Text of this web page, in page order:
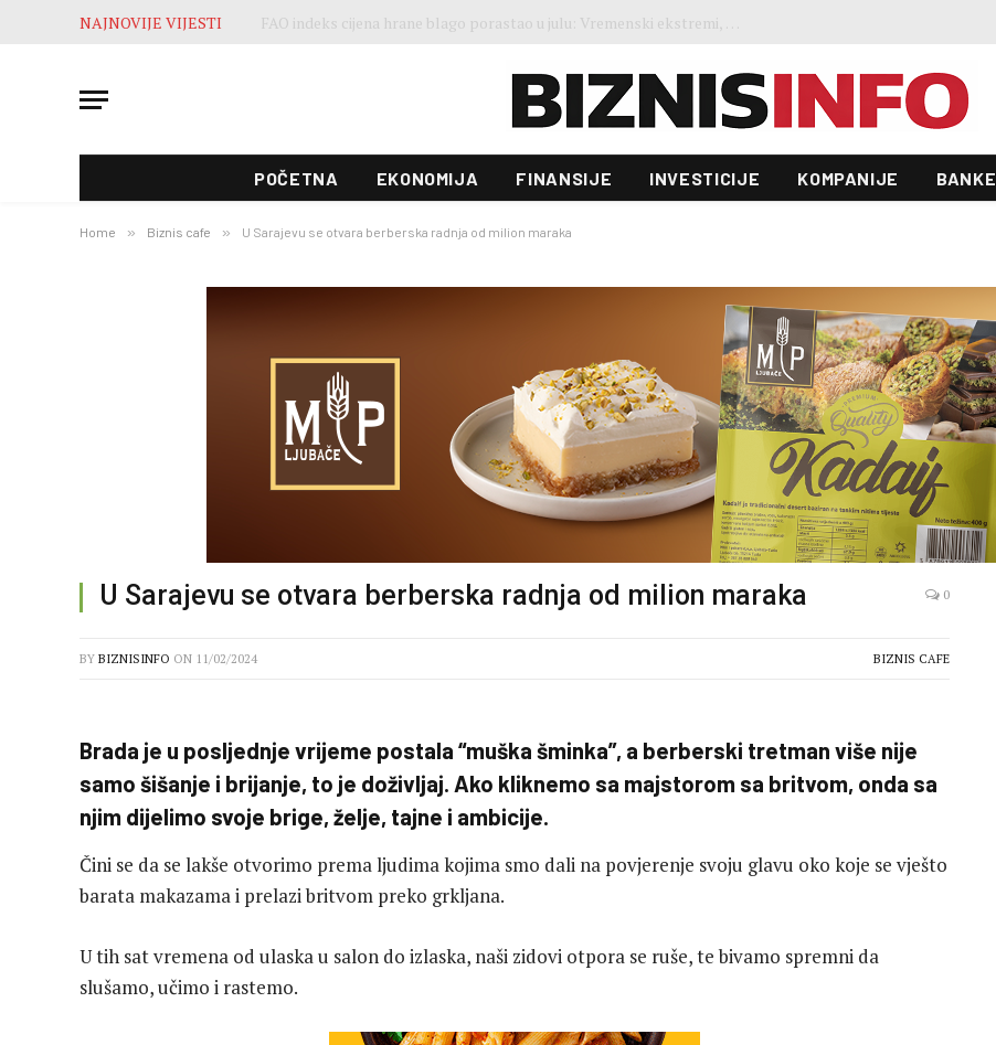
NAJNOVIJE VIJESTI
POČETNA EKONOMIJA FINANSIJE INVESTICIJE KOMPANIJE BANKE
Home » Biznis cafe » U Sarajevu se otvara berberska radnja od milion maraka
U Sarajevu se otvara berberska radnja od milion maraka 0
BY BIZNISINFO ON 11/02/2024 BIZNIS CAFE
Brada je u posljednje vrijeme postala “muška šminka”, a berberski tretman više nije
samo šišanje i brijanje, to je doživljaj. Ako kliknemo sa majstorom sa britvom, onda sa
njim dijelimo svoje brige, želje, tajne i ambicije.
Čini se da se lakše otvorimo prema ljudima kojima smo dali na povjerenje svoju glavu oko koje se vješto
barata makazama i prelazi britvom preko grkljana.
U tih sat vremena od ulaska u salon do izlaska, naši zidovi otpora se ruše, te bivamo spremni da
slušamo, učimo i rastemo.